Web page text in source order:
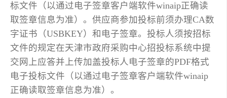
标文件（以通过电子签章客户端软件winaip正确读
取签章信息为准）。供应商参加投标前须办理CA数
字证书（USBKEY）和电子签章。投标人须按招标
文件的规定在天津市政府采购中心招投标系统中提
交网上应答并上传加盖投标人电子签章的PDF格式
电子投标文件（以通过电子签章客户端软件winaip
正确读取签章信息为准）。